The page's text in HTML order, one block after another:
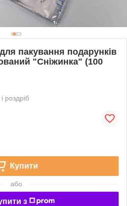
пакування подарунків
"Сніжинка" (100
роздріб
Купити
або
з